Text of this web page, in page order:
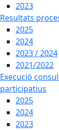
2023
Resultats
2025
2024
2023 / 2024
2021/2022
Execució
participatius
2025
2024
2023